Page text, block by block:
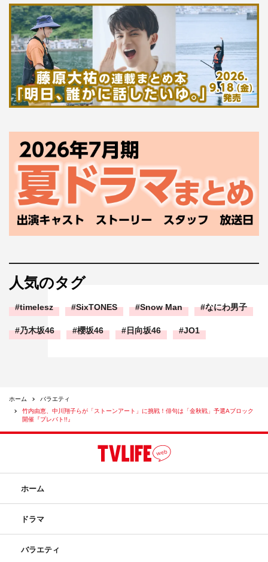
人気のタグ
timelesz SixTONES Snow Man なにわ男子
乃木坂46 櫻坂46 日向坂46 JO1
ホーム
バラエティ
竹内由恵、中川翔子らが「ストーンアート」に挑戦！俳句は「金秋戦」予選Aブロック
開催『プレバト!!』
ホーム
ドラマ
バラエティ